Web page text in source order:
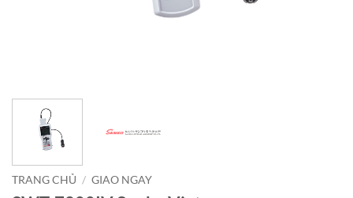
TRANG CHỦ / GIAO NGAY